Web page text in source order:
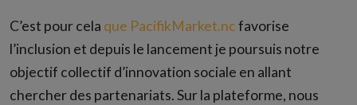
C’est pour cela que PacifikMarket.ncfavorise
l’inclusion et depuis le lancement je poursuis notre
objectif collectif d’innovation sociale en allant
chercher des partenariats. Sur la plateforme, nous